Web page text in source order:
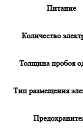
Питание
Количество
Толщина пробоя
Тип размещения